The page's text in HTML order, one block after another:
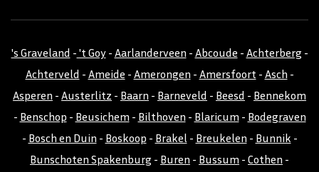
's Graveland - 't Goy- Aarlanderveen - Abcoude - Achterberg -
Achterveld - Ameide - Amerongen - Amersfoort- Asch -
Asperen - Austerlitz - Baarn - Barneveld - Beesd - Bennekom
- Benschop - Beusichem - Bilthoven - Blaricum - Bodegraven
- Bosch en Duin - Boskoop - Brakel - Breukelen - Bunnik -
Bunschoten Spakenburg - Buren - Bussum - Cothen -